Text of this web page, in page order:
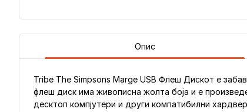
Опис
Tribe The Simpsons Marge USB Флеш Дискот е
флеш диск има живописна жолта боја и е
десктоп компјутери и други компатибилни